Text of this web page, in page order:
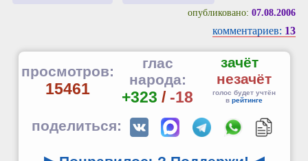
опубликовано: 07.08.2006
комментариев: 13
просмотров:
15461
глас
народа:
+323 / -18
зачёт
незачёт
голос будет учтён
в рейтинге
поделиться: